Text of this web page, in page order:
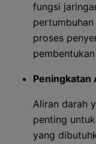
fungsi
proses
Peningkatan
Aliran darah
penting
yang